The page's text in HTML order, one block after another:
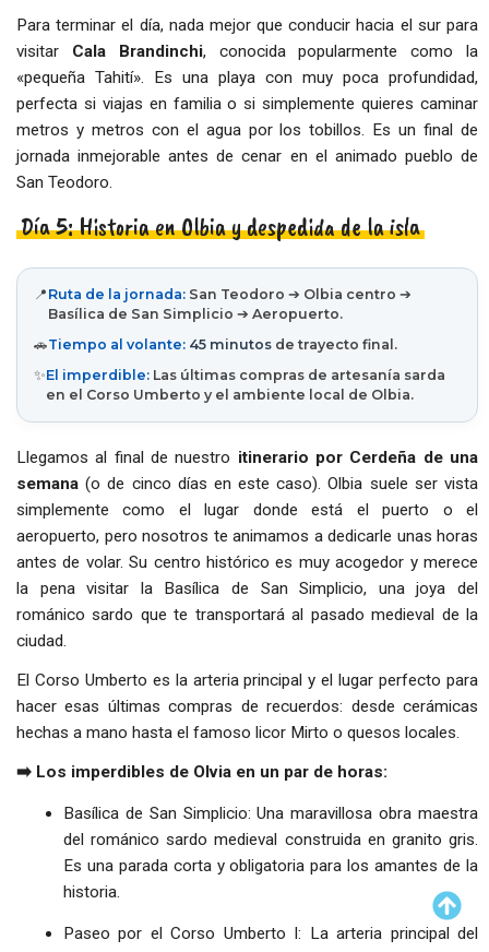
Para terminar el día, nada mejor que conducir hacia el sur para
visitar Cala Brandinchi, conocida popularmente como la
«pequeña Tahití». Es una playa con muy poca profundidad,
perfecta si viajas en familia o si simplemente quieres caminar
metros y metros con el agua por los tobillos. Es un final de
jornada inmejorable antes de cenar en el animado pueblo de
San Teodoro.
Día 5: Historia en Olbia y despedida de la isla
📍 Ruta de la jornada: San Teodoro ➔ Olbia centro ➔
Basílica de San Simplicio ➔ Aeropuerto.
🚗Tiempo al volante: 45 minutos de trayecto final.
✨El imperdible: Las últimas compras de artesanía sarda
en el Corso Umberto y el ambiente local de Olbia.
Llegamos al final de nuestro itinerario por Cerdeña de una
semana (o de cinco días en este caso). Olbia suele ser vista
simplemente como el lugar donde está el puerto o el
aeropuerto, pero nosotros te animamos a dedicarle unas horas
antes de volar. Su centro histórico es muy acogedor y merece
la pena visitar la Basílica de San Simplicio, una joya del
románico sardo que te transportará al pasado medieval de la
ciudad.
El Corso Umberto es la arteria principal y el lugar perfecto para
hacer esas últimas compras de recuerdos: desde cerámicas
hechas a mano hasta el famoso licor Mirto o quesos locales.
➡️ Los imperdibles de Olvia en un par de horas:
Basílica de San Simplicio: Una maravillosa obra maestra
del románico sardo medieval construida en granito gris.
Es una parada corta y obligatoria para los amantes de la
historia.
Paseo por el Corso Umberto I: La arteria principal del